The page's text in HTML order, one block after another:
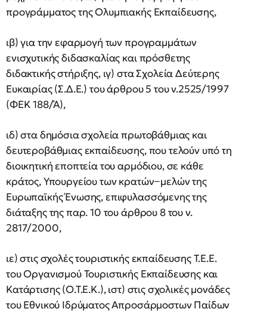
προγράμματος της Ολυμπιακής Εκπαίδευσης,
ιβ) για την εφαρμογή των προγραμμάτων
ενισχυτικής διδασκαλίας και πρόσθετης
διδακτικής στήριξης, ιγ) στα Σχολεία Δεύτερης
Ευκαιρίας (Σ.Δ.Ε.) του άρθρου 5 του ν.2525/1997
(ΦΕΚ 188/Ά),
ιδ) στα δημόσια σχολεία πρωτοβάθμιας και
δευτεροβάθμιας εκπαίδευσης, που τελούν υπό τη
διοικητική εποπτεία του αρμόδιου, σε κάθε
κράτος, Υπουργείου των κρατών−μελών της
Ευρωπαϊκής Ένωσης, επιφυλασσόμενης της
διάταξης της παρ. 10 του άρθρου 8 του ν.
2817/2000,
ιε) στις σχολές τουριστικής εκπαίδευσης Τ.Ε.Ε.
του Οργανισμού Τουριστικής Εκπαίδευσης και
Κατάρτισης (Ο.Τ.Ε.Κ.), ιστ) στις σχολικές μονάδες
του Εθνικού Ιδρύματος Απροσάρμοστων Παίδων